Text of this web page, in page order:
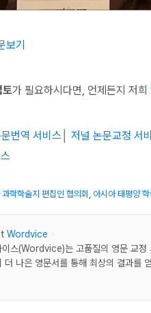
보기
토가 필요하시다면, 언제든지 저희
번역 서비스 저널 논문교정 서
과학학술지 편집인 협의회 아시아 태평양
Wordvice
이스(Wordvice)는 고품질의 영문 교정
더 나은 영문서를 통해 최상의 결과를